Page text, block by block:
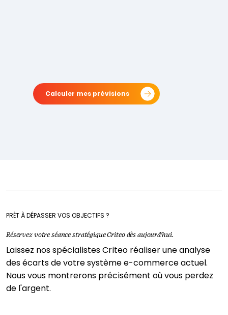
Calculer mes prévisions
PRÊT À DÉPASSER VOS OBJECTIFS ?
Réservez votre séance stratégique Criteo dès aujourd'hui.
Laissez nos spécialistes Criteo réaliser une analyse
des écarts de votre système e-commerce actuel.
Nous vous montrerons précisément où vous perdez
de l'argent.